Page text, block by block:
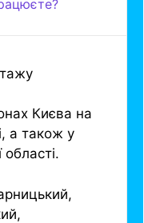
Києва на
а також у
області.